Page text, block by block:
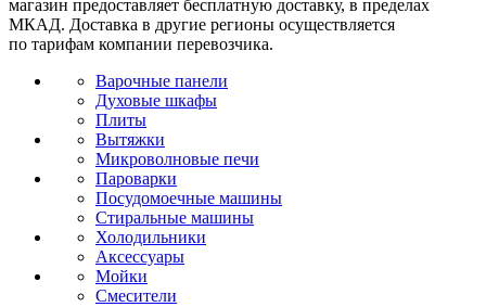
магазин предоставляет бесплатную доставку, в пределах
МКАД. Доставка в другие регионы осуществляется
по тарифам компании перевозчика.
Варочные панели
Духовые шкафы
Плиты
Вытяжки
Микроволновые печи
Пароварки
Посудомоечные машины
Стиральные машины
Холодильники
Аксессуары
Мойки
Cмесители